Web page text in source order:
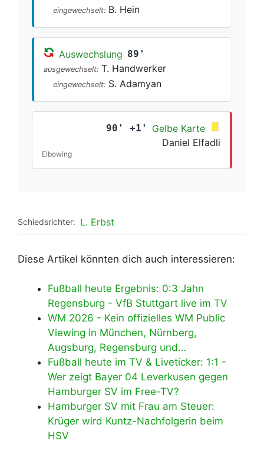
eingewechselt: B. Hein
Auswechslung 89'
ausgewechselt: T. Handwerker
eingewechselt: S. Adamyan
90' +1'
Gelbe Karte
Daniel Elfadli
Elbowing
Schiedsrichter: L. Erbst
Diese Artikel könnten dich auch interessieren:
Fußball heute Ergebnis: 0:3 Jahn
Regensburg - VfB Stuttgart live im TV
WM 2026 - Kein offizielles WM Public
Viewing in München, Nürnberg,
Augsburg, Regensburg und…
Fußball heute im TV & Liveticker: 1:1 -
Wer zeigt Bayer 04 Leverkusen gegen
Hamburger SV im Free-TV?
Hamburger SV mit Frau am Steuer:
Krüger wird Kuntz-Nachfolgerin beim
HSV